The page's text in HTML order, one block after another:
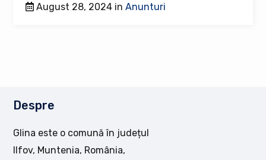
August 28, 2024 inAnunturi
Despre
Glina este o comună în județul
Ilfov, Muntenia, România,